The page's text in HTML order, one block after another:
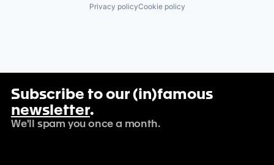
Privacy policyCookie policy
Subscribe to our (in)famous
newsletter.
We'll spam you once a month.